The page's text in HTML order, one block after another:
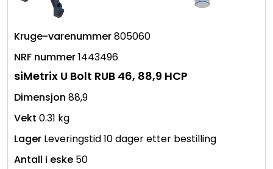
805060
1443496
siMetrix U Bolt RUB 46, 88,9 HCP
88,9
0.31 kg
Leveringstid 10 dager etter bestilling
50